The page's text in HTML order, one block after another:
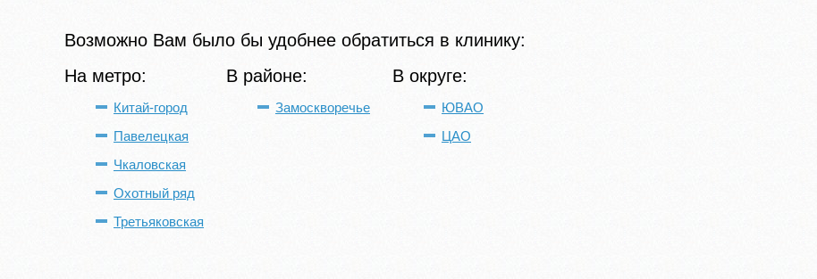
Возможно Вам было бы удобнее обратиться в клинику:
На метро:
Китай-город
Павелецкая
Чкаловская
Охотный ряд
Третьяковская
В районе:
Замоскворечье
В округе:
ЮВАО
ЦАО